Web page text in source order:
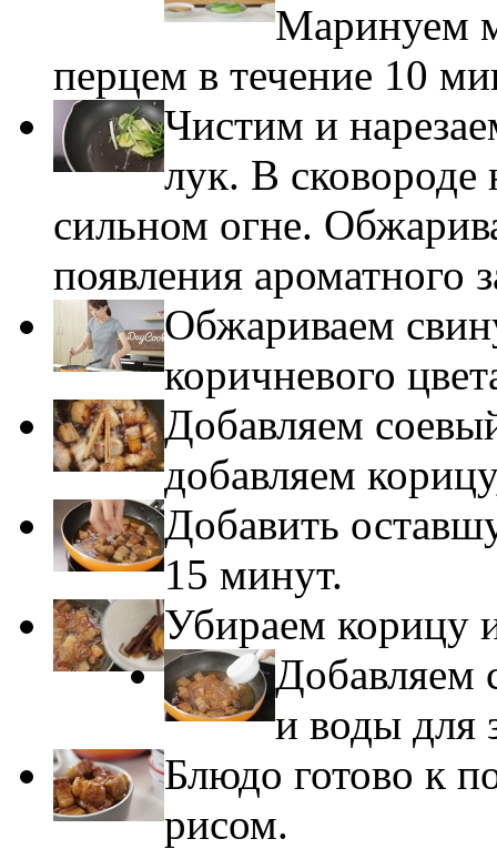
Маринуем
перцем в течение 10
Чистим и
лук. В сковороде
сильном огне.
появления ароматного
Обжариваем
коричневого
Добавляем
добавляем
Добавить
15 минут.
Убираем корицу
Добавляем
и воды для
Блюдо готово к
рисом.